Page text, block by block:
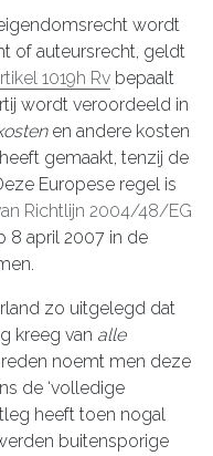
wordt
of auteursrecht, geldt
1019h Rv bepaalt
wordt veroordeeld in
en andere kosten
gemaakt, tenzij de
Europese regel is
Richtlijn 2004/48/EG
8 april 2007 in de
zo uitgelegd dat
kreeg van alle
noemt men deze
de ‘volledige
heeft toen nogal
buitensporige